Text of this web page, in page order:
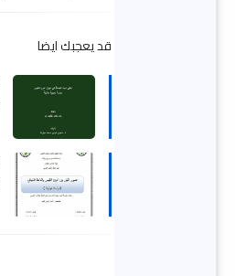
قد يعجبك ايضا